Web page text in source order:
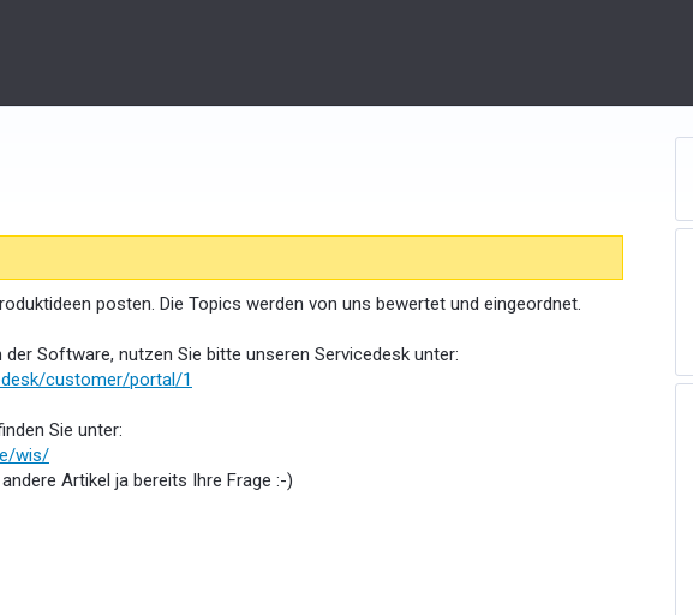
posten. Die Topics werden von uns bewertet und eingeordnet.
Software, nutzen Sie bitte unseren Servicedesk unter:
customer/portal/1
Sie unter:
wis/
Artikel ja bereits Ihre Frage :-)